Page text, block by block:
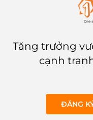
Tăng trưởng
cạnh
ĐĂNG